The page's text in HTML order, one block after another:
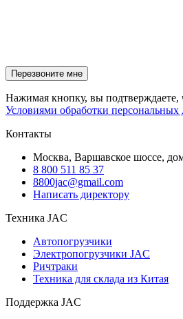
Нажимая кнопку, вы подтверждаете,
Условиями обработки
Контакты
Москва, Варшавское шоссе,
8 800 511 85 37
8800jac@gmail.com
Написать директору
Техника JAC
Автопогрузчики
Электропогрузчики JAC
Ричтраки
Техника для склада из Китая
Поддержка JAC